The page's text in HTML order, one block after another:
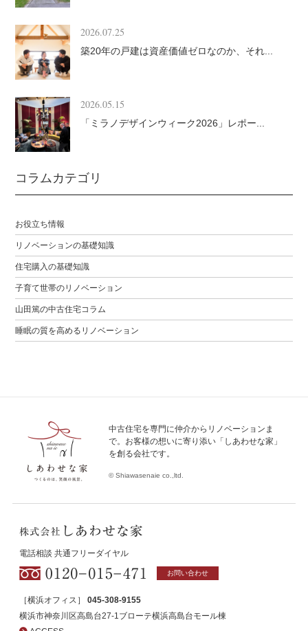
2026.07.25
築20年の戸建は資産価値ゼロなのか、それ...
2026.05.15
「ミラノデザインウィーク2026」レポー...
コラムカテゴリ
お役立ち情報
リノベーションの基礎知識
住宅購入の基礎知識
子育て世帯のリノベーション
山田篤の中古住宅コラム
睡眠の質を高めるリノベーション
中古住宅を専門に仲介からリノベーションま
で。お客様の想いに寄り添い「しあわせな家」
を創る会社です。
© Shiawasenaie co.,ltd.
電話相談 共通フリーダイヤル
お問い合わせ
［横浜オフィス］ 045-308-9155
横浜市神奈川区高島台27-1ブローテ横浜高島台モール棟